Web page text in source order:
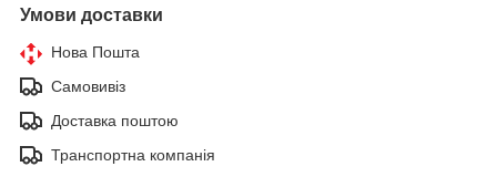
Умови доставки
Нова Пошта
Самовивіз
Доставка поштою
Транспортна компанія